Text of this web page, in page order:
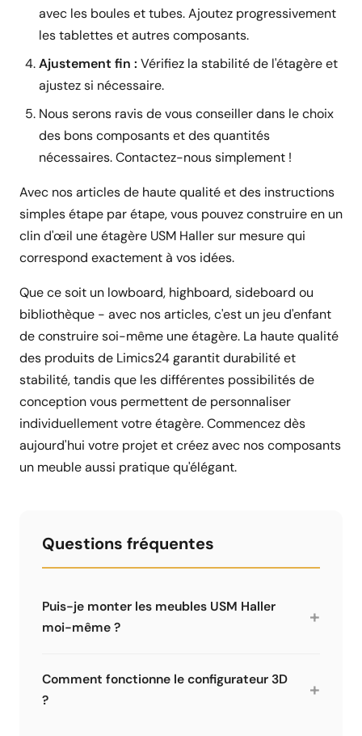
avec les boules et tubes. Ajoutez progressivement
les tablettes et autres composants.
Ajustement fin : Vérifiez la stabilité de l'étagère et
ajustez si nécessaire.
Nous serons ravis de vous conseiller dans le choix
des bons composants et des quantités
nécessaires. Contactez-nous simplement !
Avec nos articles de haute qualité et des instructions
simples étape par étape, vous pouvez construire en un
clin d'œil une étagère USM Haller sur mesure qui
correspond exactement à vos idées.
Que ce soit un lowboard, highboard, sideboard ou
bibliothèque - avec nos articles, c'est un jeu d'enfant
de construire soi-même une étagère. La haute qualité
des produits de Limics24 garantit durabilité et
stabilité, tandis que les différentes possibilités de
conception vous permettent de personnaliser
individuellement votre étagère. Commencez dès
aujourd'hui votre projet et créez avec nos composants
un meuble aussi pratique qu'élégant.
Questions fréquentes
Puis-je monter les meubles USM Haller
moi-même ?
+
faisable. Le système enfichable est logique. Il
faut cependant des outils spéciaux - une boîte
Comment fonctionne le configurateur 3D
?
+